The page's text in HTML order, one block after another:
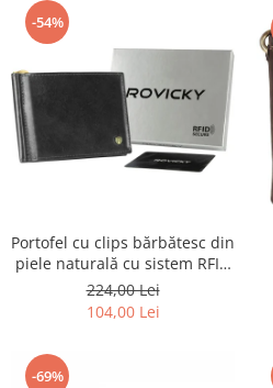
-54%
Portofel cu clips bărbătesc din
piele naturală cu sistem RFID
- Rovicky PTR-N1908-RVT-9799
BLACK
224,00 Lei
104,00 Lei
-69%